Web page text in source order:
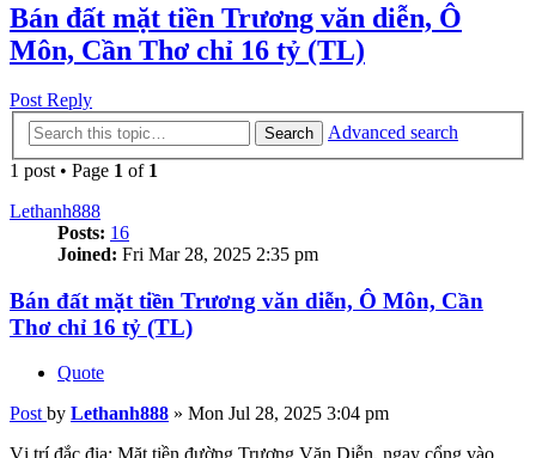
Bán đất mặt tiền Trương văn diễn, Ô
Môn, Cần Thơ chỉ 16 tỷ (TL)
Post Reply
Search
Advanced search
1 post • Page 1 of 1
Lethanh888
Posts: 16
Joined: Fri Mar 28, 2025 2:35 pm
Bán đất mặt tiền Trương văn diễn, Ô Môn, Cần
Thơ chỉ 16 tỷ (TL)
Quote
Post by Lethanh888 » Mon Jul 28, 2025 3:04 pm